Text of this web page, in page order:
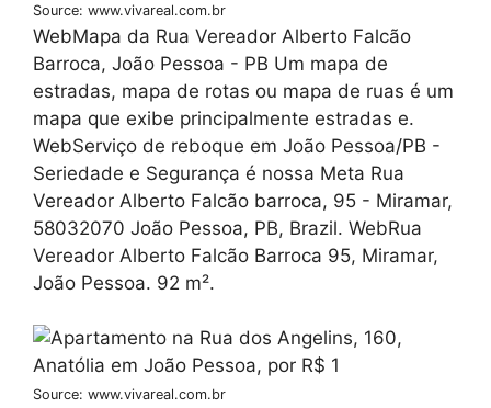
Source: www.vivareal.com.br
WebMapa da Rua Vereador Alberto Falcão
Barroca, João Pessoa - PB Um mapa de
estradas, mapa de rotas ou mapa de ruas é um
mapa que exibe principalmente estradas e.
WebServiço de reboque em João Pessoa/PB -
Seriedade e Segurança é nossa Meta Rua
Vereador Alberto Falcão barroca, 95 - Miramar,
58032070 João Pessoa, PB, Brazil. WebRua
Vereador Alberto Falcão Barroca 95, Miramar,
João Pessoa. 92 m².
Source: www.vivareal.com.br